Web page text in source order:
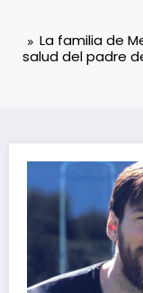
La familia de
salud del padre